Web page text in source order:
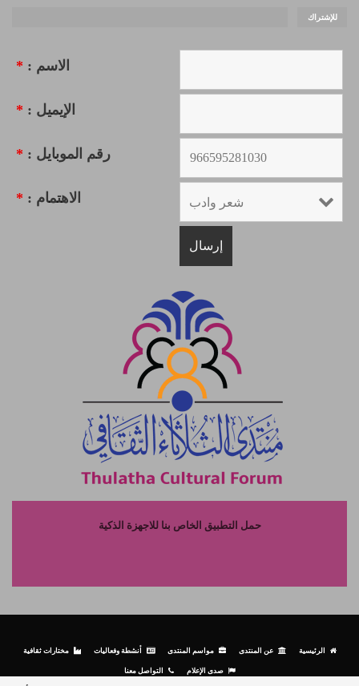
للإشتراك
الاسم : *
الإيميل : *
رقم الموبايل : *
الاهتمام : *
حمل التطبيق الخاص بنا للاجهزة الذكية
الرئيسية عن المنتدى مواسم المنتدى أنشطة وفعاليات مختارات ثقافية
صدى الإعلام التواصل معنا